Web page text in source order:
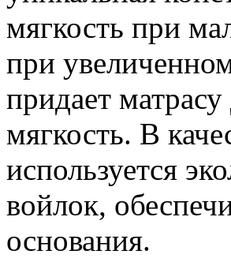
мягкость при
при
придает
мягкость. В
используется
войлок,
основания.